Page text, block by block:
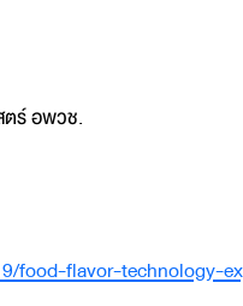
ร์ อพวช.
food-flavor-technology-